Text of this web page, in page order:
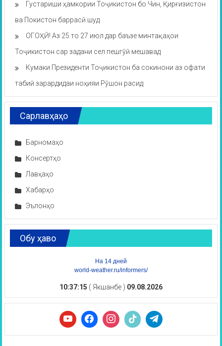
Густариши ҳамкории Тоҷикистон бо Чин, Қирғизистон
ва Покистон баррасӣ шуд
ОГОҲӢ! Аз 25 то 27 июл дар баъзе минтақаҳои
Тоҷикистон сар задани сел пешгӯӣ мешавад
Кумаки Президенти Тоҷикистон ба сокинони аз офати
табиӣ зарардидаи ноҳияи Рӯшон расид
Сарлавҳаҳо
Барномаҳо
Консертҳо
Лавҳаҳо
Хабарҳо
Эълонҳо
Обу ҳаво
На 14 дней
world-weather.ru/informers/
10:37:16 ( Якшанбе ) 09.08.2026